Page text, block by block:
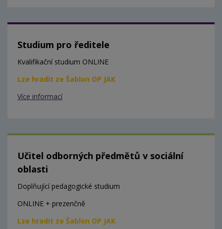
Studium pro ředitele
Kvalifikační studium ONLINE
Lze hradit ze Šablon OP JAK
Více informací
Učitel odborných předmětů v sociální
oblasti
Doplňující pedagogické studium
ONLINE + prezenčně
Lze hradit ze Šablon OP JAK